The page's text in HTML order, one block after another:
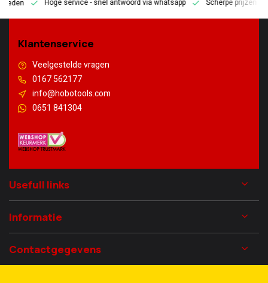
Hoge service- snel antwoord via whatsapp Scherpe prijzen
Klantenservice
Veelgestelde vragen
0167 562177
info@hobotools.com
0651 841304
Usefull links
Informatie
Contactgegevens